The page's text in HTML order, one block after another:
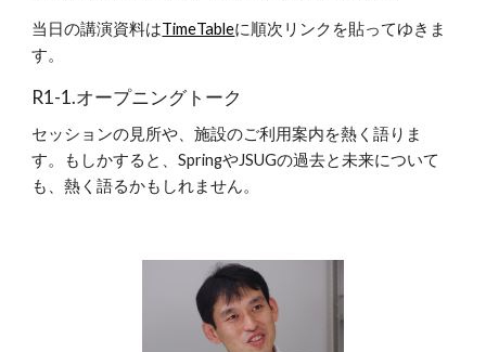
当日の講演資料はTimeTableに順次リンクを貼ってゆきま
す。
R1-1.オープニングトーク
セッションの見所や、施設のご利用案内を熱く語りま
す。もしかすると、SpringやJSUGの過去と未来について
も、熱く語るかもしれません。